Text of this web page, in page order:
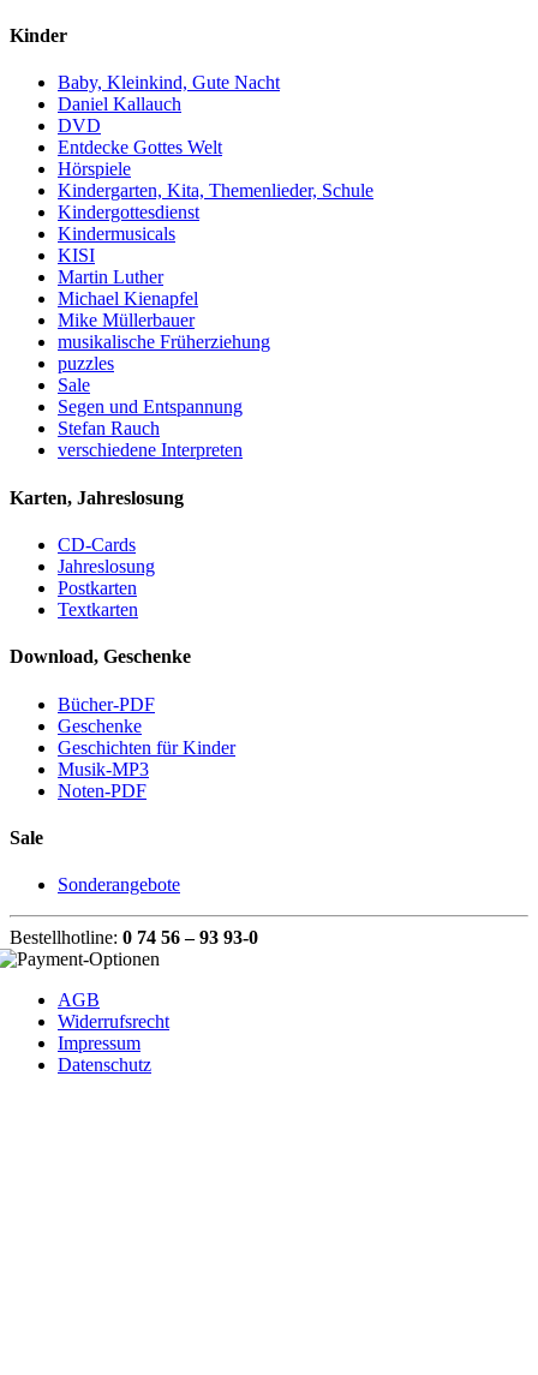
Kinder
Baby, Kleinkind, Gute Nacht
Daniel Kallauch
DVD
Entdecke Gottes Welt
Hörspiele
Kindergarten, Kita, Themenlieder, Schule
Kindergottesdienst
Kindermusicals
KISI
Martin Luther
Michael Kienapfel
Mike Müllerbauer
musikalische Früherziehung
puzzles
Sale
Segen und Entspannung
Stefan Rauch
verschiedene Interpreten
Karten, Jahreslosung
CD-Cards
Jahreslosung
Postkarten
Textkarten
Download, Geschenke
Bücher-PDF
Geschenke
Geschichten für Kinder
Musik-MP3
Noten-PDF
Sale
Sonderangebote
Bestellhotline: 0 74 56 – 93 93-0
AGB
Widerrufsrecht
Impressum
Datenschutz